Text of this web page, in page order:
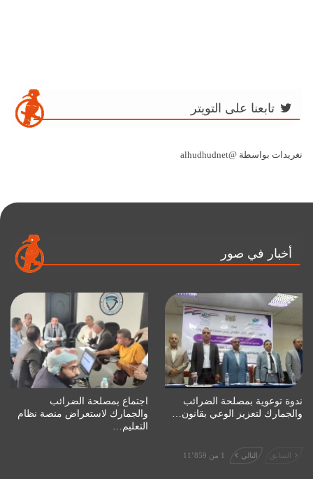
تابعنا على التويتر
تغريدات بواسطة @alhudhudnet
أخبار في صور
ندوة توعوية بمصلحة الضرائب
والجمارك لتعزيز الوعي بقانون…
اجتماع بمصلحة الضرائب
والجمارك لاستعراض منصة نظام
التعليم…
السابق التالي 1 من 11٬859